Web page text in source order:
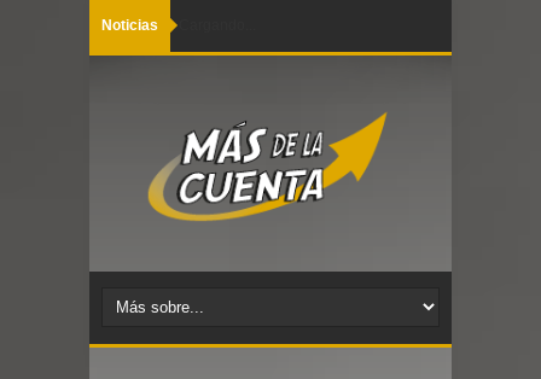
Noticias